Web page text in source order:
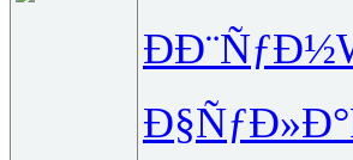
ÐÐ¨ÑƒÐ½
Ð§ÑƒÐ»Ð°